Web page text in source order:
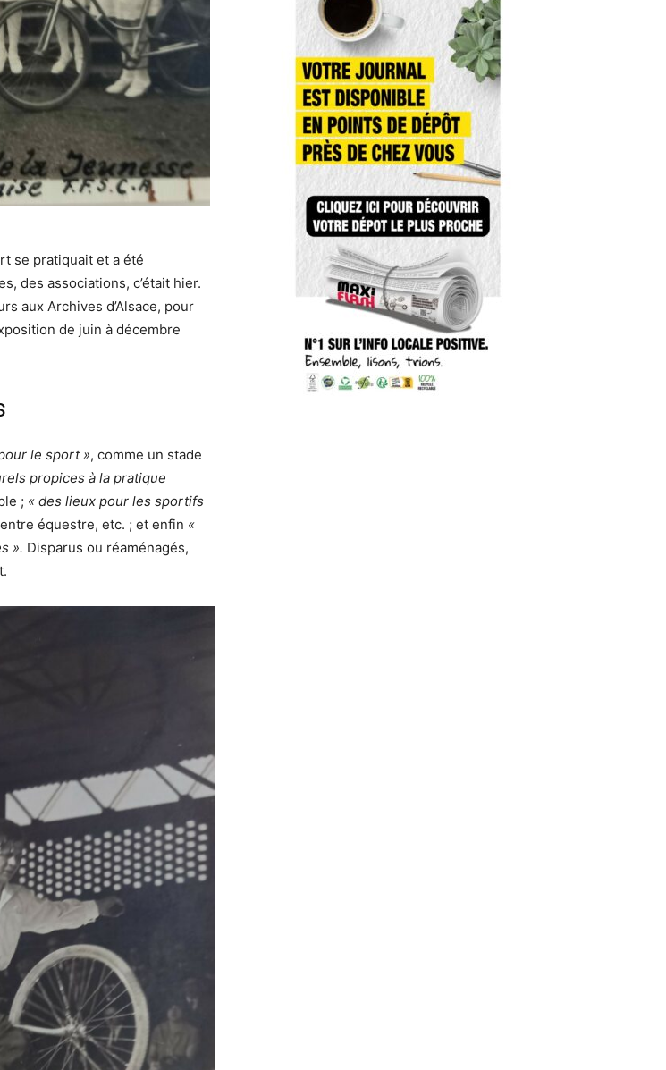
se pratiquait et a été
des associations, c’était hier.
aux Archives d’Alsace, pour
de juin à décembre
le sport », comme un stade
propices à la pratique
; « des lieux pour les sportifs
équestre, etc. ; et enfin «
». Disparus ou réaménagés,